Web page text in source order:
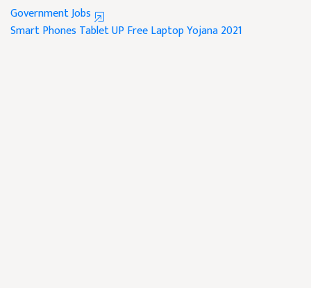
Government Jobs
Smart Phones TabletUP Free Laptop Yojana 2021